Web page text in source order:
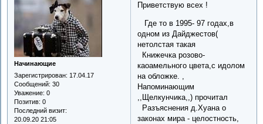
Начинающие
Зарегистрирован: 17.04.17
Сообщений: 30
Уважение: 0
Позитив: 0
Последний визит:
20.09.20 21:05
Приветствую всех !
Где то в 1995- 97 годах,в
одном из Дайджестов(
нетолстая такая
Книжечка розово-
каоамельного цвета,с идолом
на обложке. ,
Напоминающим
,,Щелкунчика,,) прочитал
Разъяснения д.Хуана о
законах мира - целостность,